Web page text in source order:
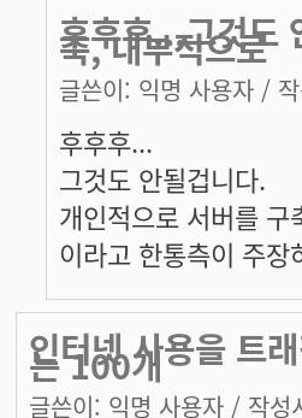
후후후...그것도
축, 내부적으로
글쓴이: 익명 사용자 /
후후후...
그것도 안될겁니다.
개인적으로 서버를
이라고 한통측이 주
인터넷 사용을 트
는 100개
글쓴이: 익명 사용자 / 작성